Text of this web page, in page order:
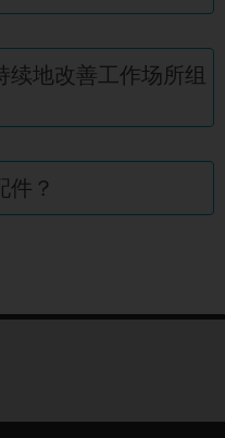
续地改善工作场所组
件？